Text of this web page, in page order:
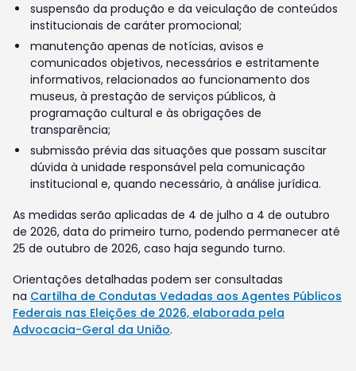
suspensão da produção e da veiculação de conteúdos
institucionais de caráter promocional;
manutenção apenas de notícias, avisos e
comunicados objetivos, necessários e estritamente
informativos, relacionados ao funcionamento dos
museus, à prestação de serviços públicos, à
programação cultural e às obrigações de
transparência;
submissão prévia das situações que possam suscitar
dúvida à unidade responsável pela comunicação
institucional e, quando necessário, à análise jurídica.
As medidas serão aplicadas de 4 de julho a 4 de outubro
de 2026, data do primeiro turno, podendo permanecer até
25 de outubro de 2026, caso haja segundo turno.
Orientações detalhadas podem ser consultadas
na Cartilha de Condutas Vedadas aos Agentes Públicos
Federais nas Eleições de 2026, elaborada pela
Advocacia-Geral da União.